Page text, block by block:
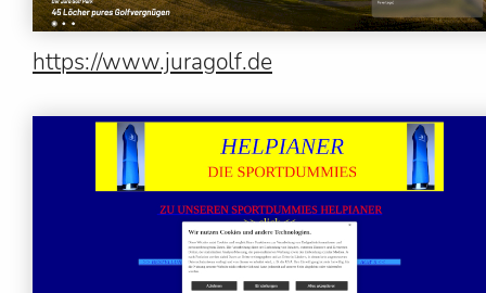
https://www.juragolf.de